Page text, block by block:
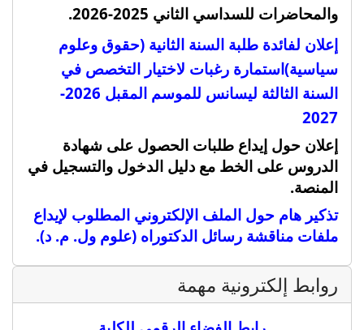
والمحاضرات للسداسي الثاني 2025-2026.
إعلان لفائدة طلبة السنة الثانية (حقوق وعلوم
سياسية)استمارة رغبات لاختيار التخصص في
السنة الثالثة ليسانس للموسم المقبل 2026-
2027
إعلان حول إيداع طلبات الحصول على شهادة
الدروس على الخط مع دليل الدخول والتسجيل في
المنصة.
تذكير هام حول الملف الإلكتروني المطلوب لإيداع
ملفات مناقشة رسائل الدكتوراه (علوم ول. م. د).
روابط إلكترونية مهمة